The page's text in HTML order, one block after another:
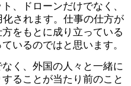
、ドローンだけでなく、
されます。仕事の仕方が
をもとに成り立っている
いるのではと思います。
く、外国の人々と一緒に
ることが当たり前のこと